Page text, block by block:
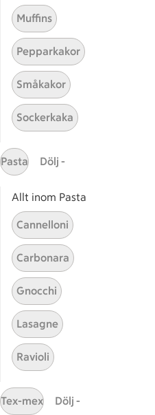
Relaterade kategorier
Laktosfri öl
Öl cocktail
Sidfot
Muffins
Pepparkakor
Småkakor
Sockerkaka
Pasta Dölj -
Allt inom Pasta
Cannelloni
Carbonara
Gnocchi
Lasagne
Ravioli
Tex-mex Dölj -